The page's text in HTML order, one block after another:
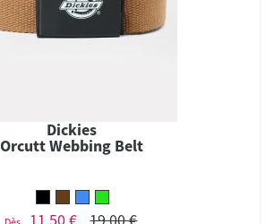
Dickies
Orcutt Webbing Belt